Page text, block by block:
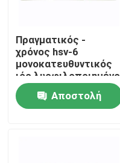
Σπίτι
Προϊόντα
Πραγματικός -
χρόνος hsv-6
μονοκατευθυντικός
ιός λυοφιλοποιημένο
PCR 24tests/Kit έρπη
Αποστολή